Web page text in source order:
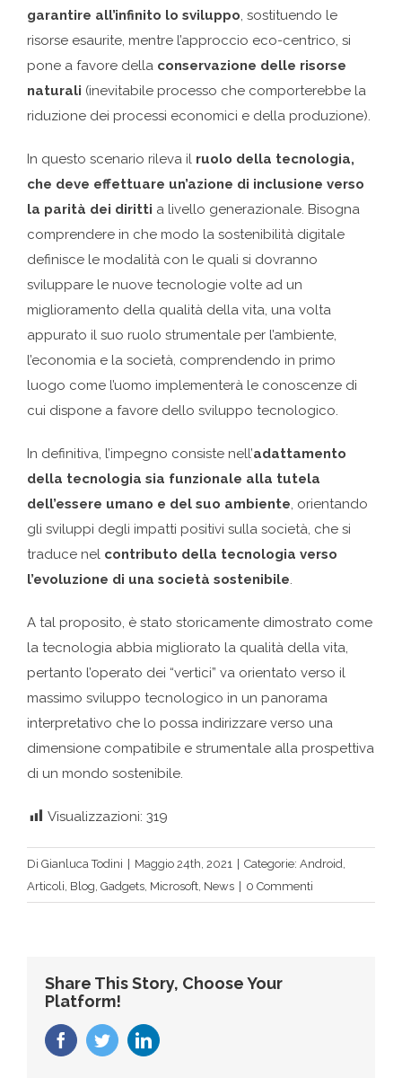
garantire all’infinito lo sviluppo, sostituendo le
risorse esaurite, mentre l’approccio eco-centrico, si
pone a favore della conservazione delle risorse
naturali (inevitabile processo che comporterebbe la
riduzione dei processi economici e della produzione).
In questo scenario rileva il ruolo della tecnologia,
che deve effettuare un’azione di inclusione verso
la parità dei diritti a livello generazionale. Bisogna
comprendere in che modo la sostenibilità digitale
definisce le modalità con le quali si dovranno
sviluppare le nuove tecnologie volte ad un
miglioramento della qualità della vita, una volta
appurato il suo ruolo strumentale per l’ambiente,
l’economia e la società, comprendendo in primo
luogo come l’uomo implementerà le conoscenze di
cui dispone a favore dello sviluppo tecnologico.
In definitiva, l’impegno consiste nell’adattamento
della tecnologia sia funzionale alla tutela
dell’essere umano e del suo ambiente, orientando
gli sviluppi degli impatti positivi sulla società, che si
traduce nel contributo della tecnologia verso
l’evoluzione di una società sostenibile.
A tal proposito, è stato storicamente dimostrato come
la tecnologia abbia migliorato la qualità della vita,
pertanto l’operato dei “vertici” va orientato verso il
massimo sviluppo tecnologico in un panorama
interpretativo che lo possa indirizzare verso una
dimensione compatibile e strumentale alla prospettiva
di un mondo sostenibile.
Visualizzazioni: 319
Di Gianluca Todini Maggio 24th, 2021 Categorie: Android,
Articoli, Blog, Gadgets, Microsoft, News 0 Commenti
Share This Story, Choose Your
Platform!
FacebookTwitterLinkedIn